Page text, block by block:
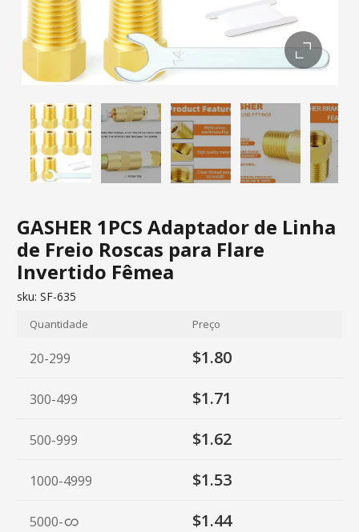
GASHER 1PCS Adaptador de Linha
de Freio Roscas para Flare
Invertido Fêmea
sku: SF-635
Quantidade Preço
20-299 $1.80
300-499 $1.71
500-999 $1.62
1000-4999 $1.53
5000- $1.44